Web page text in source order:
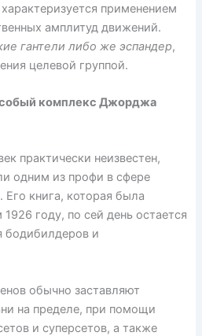
характеризуется применением
амплитуд движений.
гантели либо же эспандер,
целевой группой.
комплекс Джорджа
практически неизвестен,
одним из профи в сфере
Его книга, которая была
году, по сей день остается
бодибилдеров и
обычно заставляют
на пределе, при помощи
и суперсетов, а также